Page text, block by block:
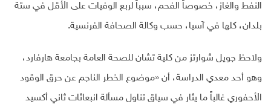
النفط والغاز، خصوصاً الفحم، سبباً لربع الوفيات على الأقل في ستة
بلدان، كلها في آسيا، حسب وكالة الصحافة الفرنسية.
ولاحظ جويل شوارتز من كلية تشان للصحة العامة بجامعة هارفارد،
وهو أحد معدي الدراسة، أن «موضوع الخطر الناجم عن حرق الوقود
الأحفوري غالباً ما يثار في سياق تناول مسألة انبعاثات ثاني أكسيد